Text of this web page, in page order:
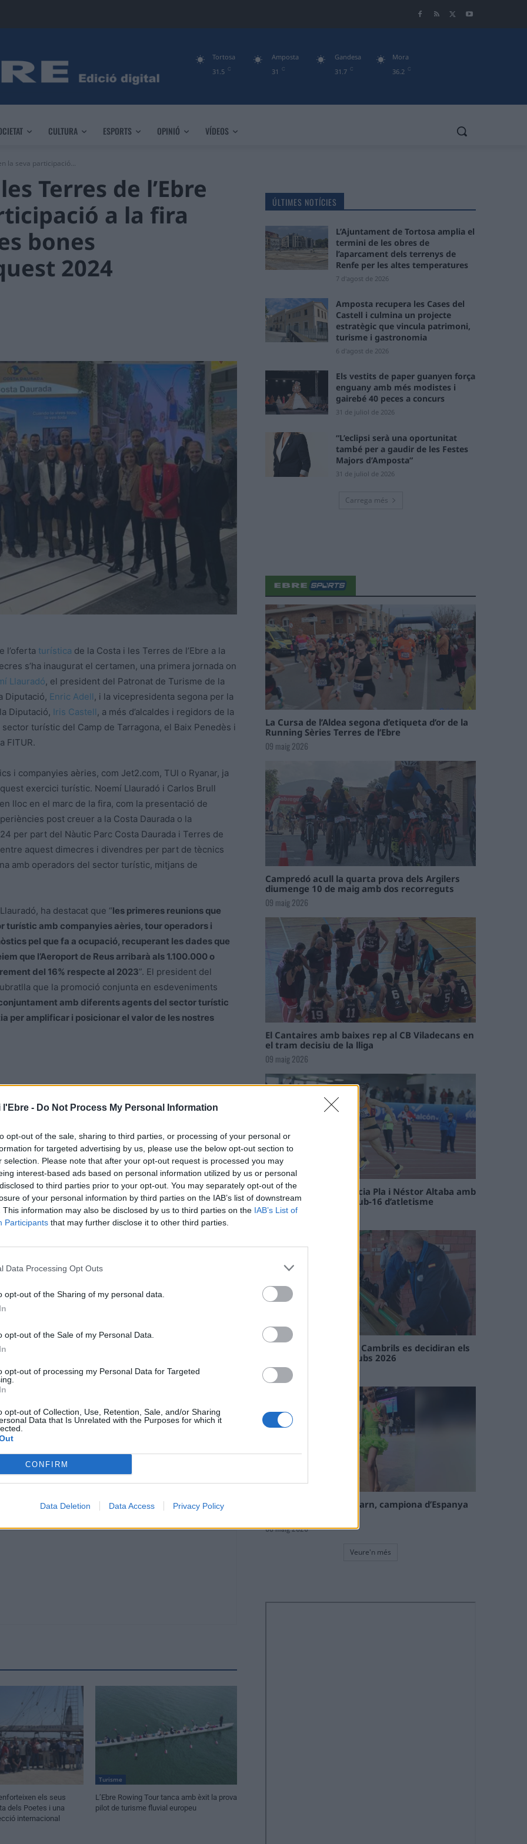
l'Ebre - Do Not Process My Personal Information
opt-out of the sale, sharing to third parties, or processing of your personal or
for targeted advertising by us, please use the below opt-out section to
selection. Please note that after your opt-out request is processed you may
interest-based ads based on personal information utilized by us or personal
to third parties prior to your opt-out. You may separately opt-out of the
of your personal information by third parties on the IAB’s list of downstream
This information may also be disclosed by us to third parties on the IAB’s List of
Participants that may further disclose it to other third parties.
Data Processing Opt Outs
opt-out of the Sharing of my personal data.
opt-out of the Sale of my Personal Data.
opt-out of processing my Personal Data for Targeted
opt-out of Collection, Use, Retention, Sale, and/or Sharing
Data that Is Unrelated with the Purposes for which it
CONFIRM
Data Deletion Data Access Privacy Policy
31.5 C
Tortosa
31
C
Amposta
31.7 C
Gandesa
36.2 C
Mora
CULTURA ESPORTS OPINIÓ VÍDEOS
la seva participació...
Terres de l’Ebre
a la fira
bones
2024
l’oferta turística de la Costa i les Terres de l’Ebre a la
s’ha inaugurat el certamen, una primera jornada on
Llauradó, el president del Patronat de Turisme de la
Diputació, Enric Adell , i la vicepresidenta segona per la
Diputació, Iris Castell , a més d’alcaldes i regidors de la
turístic del Camp de Tarragona, el Baix Penedès i
FITUR.
i companyies aèries, com Jet2.com, TUI o Ryanar, ja
exercici turístic. Noemí Llauradó i Carlos Brull
lloc en el marc de la fira, com la presentació de
post creuer a la Costa Daurada o la
per part del Nàutic Parc Costa Daurada i Terres de
aquest dimecres i divendres per part de tècnics
amb operadors del sector turístic, mitjans de
ha destacat que “les primeres reunions que
amb companyies aèries, tour operadors i
pel que fa a ocupació, recuperant les dades que
que l’Aeroport de Reus arribarà als 1.100.000 o
del 16% respecte al 2023”. El president del
que la promoció conjunta en esdeveniments
amb diferents agents del sector turístic
per amplificar i posicionar el valor de les nostres
a FITUR de la mà del Patronat de Turisme de
conjunta Corner. Les marques turístiques Costa
amb un estand cadascuna, en el marc de l’espai de
Calafell, Cambrils, Cunit, El Vendrell, L’Hospitalet de
Reus, Salou, Tarragona, Valls i Vila-seca-La
l’Ebre s’hi promocionen les destinacions d’Amposta,
dels Consells Comarcals del Baix Ebre i de la Terra
Parc Costa Daurada i Terres de l’Ebre, l’Associació
l’Associació d’hotels de la província de Tarragona,
l’Associació d’Apartaments Turístics Costa Daurada i
de càmpings de la Costa Daurada i Terres de l’Ebre,
i Turisme de la província de Tarragona i la Cambra
Albert Delgado guanya el Premi de Poesia per adults
els seus
dels Poetes i una
internacional
Turisme
L’Ebre Rowing Tour tanca amb èxit la prova
pilot de turisme fluvial europeu
ÚLTIMES NOTÍCIES
L’Ajuntament de Tortosa amplia el
termini de les obres de
l’aparcament dels terrenys de
Renfe per les altes temperatures
7 d'agost de 2026
Amposta recupera les Cases del
Castell i culmina un projecte
estratègic que vincula patrimoni,
turisme i gastronomia
6 d'agost de 2026
Els vestits de paper guanyen força
enguany amb més modistes i
gairebé 40 peces a concurs
31 de juliol de 2026
“L’eclipsi serà una oportunitat
també per a gaudir de les Festes
Majors d’Amposta”
31 de juliol de 2026
Carrega més
La Cursa de l’Aldea segona d’etiqueta d’or de la
Running Sèries Terres de l’Ebre
09 maig 2026
Campredó acull la quarta prova dels Argilers
diumenge 10 de maig amb dos recorreguts
09 maig 2026
El Cantaires amb baixes rep al CB Viladecans en
el tram decisiu de la lliga
09 maig 2026
Paula Sintorres, Patrícia Pla i Néstor Altaba amb
la selecció catalana sub-16 d’atletisme
08 maig 2026
En les tirades de Flix i Cambrils es decidiran els
campions de l’Interclubs 2026
08 maig 2026
La tortosina Cinta Talarn, campiona d’Espanya
08 maig 2026
Veure'n més